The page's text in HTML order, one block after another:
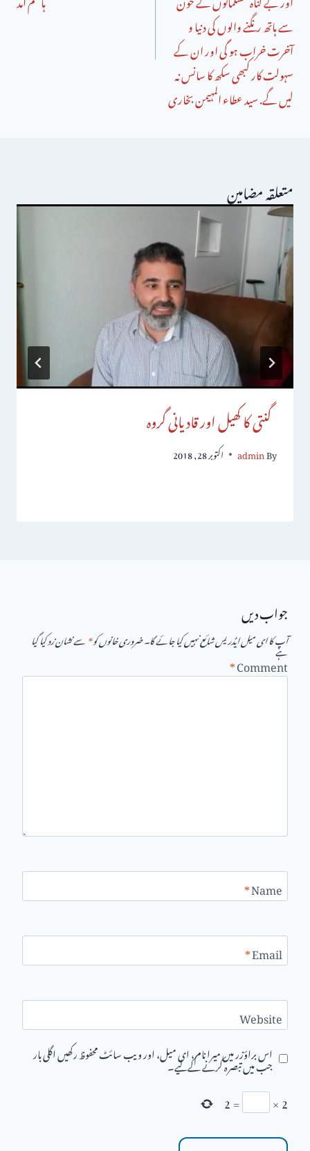
سے ہاتھ رنگنے والوں کی دنیا و
آخرت خراب ہو گی اور ان کے
سہولت کار کبھی سکھ کا سانس نہ
لیں گے. سید عطاء المہیمن بخاری
متعلقہ مضامین
گنتی کا کھیل اور قادیانی گروہ
By
admin اکتوبر 28, 2018
جواب دیں
آپ کا ای میل ایڈریس شائع نہیں کیا جائے گا۔ضروری خانوں کو*سے نشان زد کیا گیا ہے
Comment
*
Name
*
Email
*
Website
اس براؤزر میں میرا نام، ای میل، اور ویب سائٹ محفوظ رکھیں اگلی بار
جب میں تبصرہ کرنے کےلیے۔
2
×
=
2